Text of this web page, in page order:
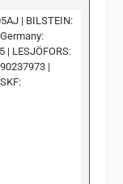
| BILSTEIN:
| LESJÖFORS:
|